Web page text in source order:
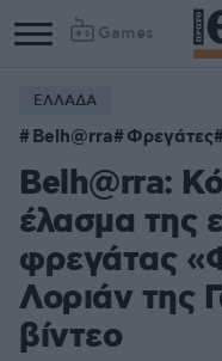
Games
ΕΛΛΑΔΑ
Belh@rra Φρεγάτες
Belh@rra:
έλασμα της
φρεγάτας
Λοριάν της
βίντεο